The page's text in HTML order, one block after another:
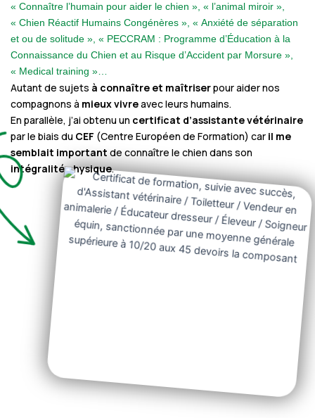
« Connaître l’humain pour aider le chien », « l’animal miroir »,
« Chien Réactif Humains Congénères », « Anxiété de séparation
et ou de solitude », « PECCRAM : Programme d’Éducation à la
Connaissance du Chien et au Risque d’Accident par Morsure »,
« Medical training »…
Autant de sujets à connaître et maîtriserpour aider nos
compagnons à mieux vivreavec leurs humains.
En parallèle, j’ai obtenu un certificat d’assistante vétérinaire
par le biais du CEF (Centre Européen de Formation) car il me
semblait important de connaître le chien dans son
intégralité physique.